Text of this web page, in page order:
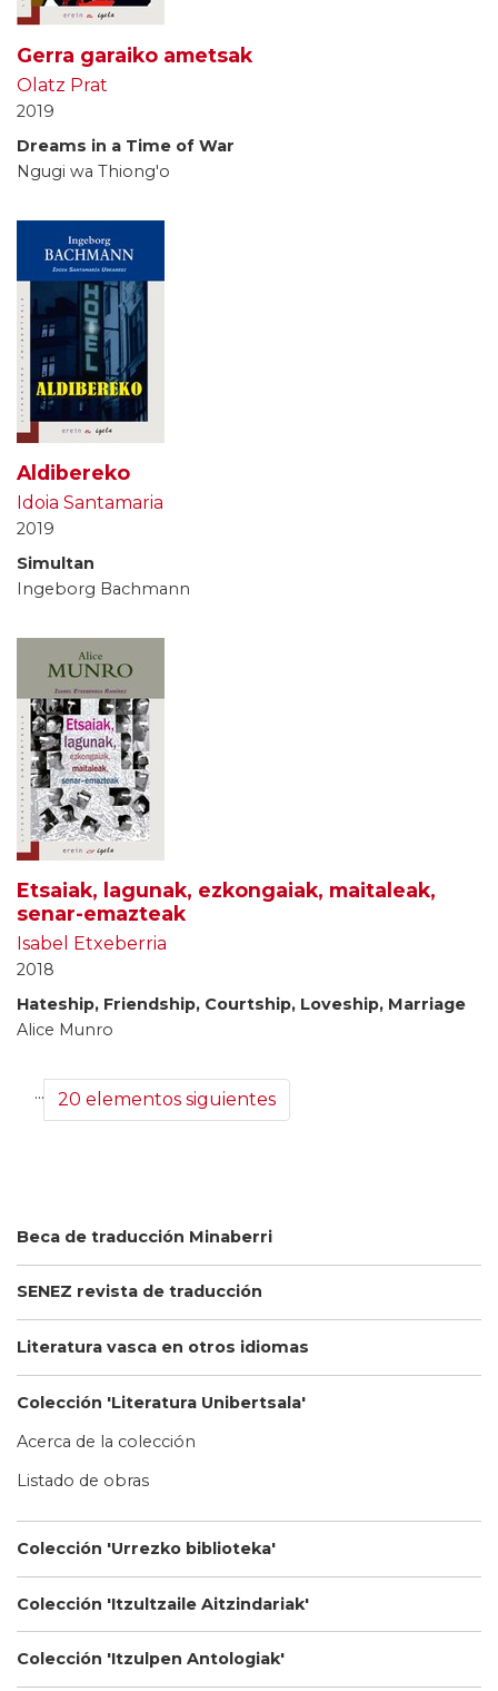
Beca de traducción Minaberri
SENEZ revista de traducción
Literatura vasca en otros idiomas
Colección 'Literatura Unibertsala'
Acerca de la colección
Listado de obras
Colección 'Urrezko biblioteka'
Colección 'Itzultzaile Aitzindariak'
Colección 'Itzulpen Antologiak'
Gerra garaiko ametsak
Olatz Prat
2019
Dreams in a Time of War
Ngugi wa Thiong'o
Aldibereko
Idoia Santamaria
2019
Simultan
Ingeborg Bachmann
Etsaiak, lagunak, ezkongaiak, maitaleak,
senar-emazteak
Isabel Etxeberria
2018
Hateship, Friendship, Courtship, Loveship, Marriage
Alice Munro
... 20 elementos siguientes